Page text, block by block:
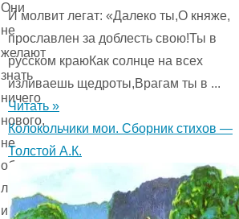
Они
не
желают
знать
ничего
нового,
не
обладают
любопытством
изучить
И молвит легат: «Далеко ты,О княже,
прославлен за доблесть свою!Ты в
русском краюКак солнце на всех
изливаешь щедроты,Врагам ты в ...
Читать »
Колокольчики мои. Сборник стихов —
Толстой А.К.